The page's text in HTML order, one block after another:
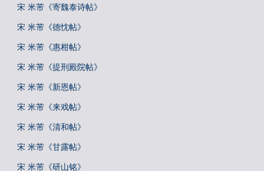
宋 米芾《寄魏泰诗帖》
宋 米芾《德忱帖》
宋 米芾《惠柑帖》
宋 米芾《提刑殿院帖》
宋 米芾《新恩帖》
宋 米芾《来戏帖》
宋 米芾《清和帖》
宋 米芾《甘露帖》
宋 米芾《研山铭》